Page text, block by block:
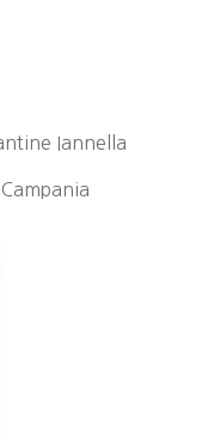
Iannella
Campania